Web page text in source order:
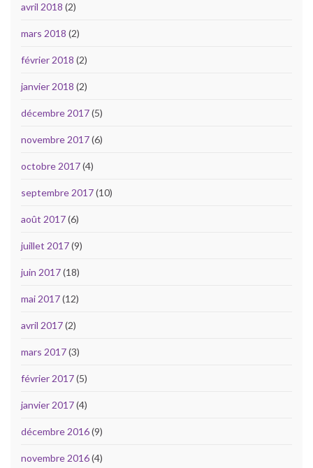
avril 2018 (2)
mars 2018 (2)
février 2018 (2)
janvier 2018 (2)
décembre 2017(5)
novembre 2017(6)
octobre 2017(4)
septembre 2017(10)
août 2017(6)
juillet 2017(9)
juin 2017(18)
mai 2017(12)
avril 2017(2)
mars 2017(3)
février 2017(5)
janvier 2017(4)
décembre 2016(9)
novembre 2016(4)